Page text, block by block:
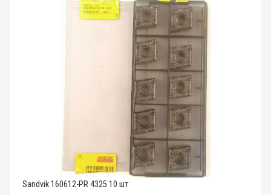
Sandvik 160612-PR 4325 10 шт